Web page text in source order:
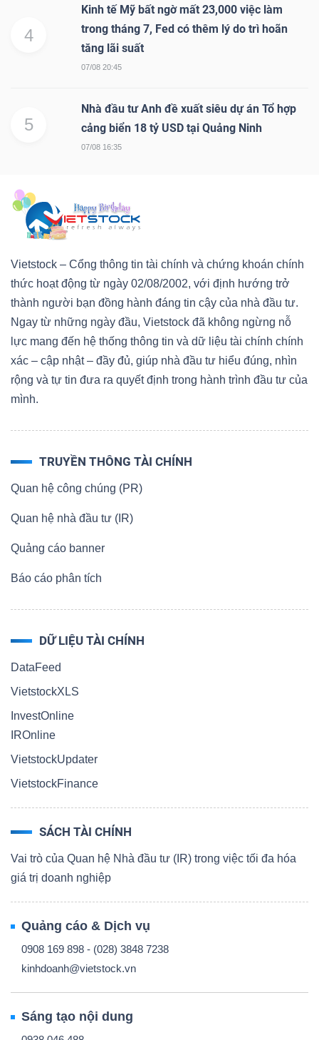
4
Kinh tế Mỹ bất ngờ mất 23,000 việc làm
trong tháng 7, Fed có thêm lý do trì hoãn
tăng lãi suất
07/08 20:45
5
Nhà đầu tư Anh đề xuất siêu dự án Tổ hợp
cảng biển 18 tỷ USD tại Quảng Ninh
07/08 16:35
Vietstock – Cổng thông tin tài chính và chứng khoán chính
thức hoạt động từ ngày 02/08/2002, với định hướng trở
thành người bạn đồng hành đáng tin cậy của nhà đầu tư.
Ngay từ những ngày đầu, Vietstock đã không ngừng nỗ
lực mang đến hệ thống thông tin và dữ liệu tài chính chính
xác – cập nhật – đầy đủ, giúp nhà đầu tư hiểu đúng, nhìn
rộng và tự tin đưa ra quyết định trong hành trình đầu tư của
mình.
TRUYỀN THÔNG TÀI CHÍNH
Quan hệ công chúng (PR)
Quan hệ nhà đầu tư (IR)
Quảng cáo banner
Báo cáo phân tích
DỮ LIỆU TÀI CHÍNH
DataFeed
VietstockXLS
InvestOnline
IROnline
VietstockUpdater
VietstockFinance
SÁCH TÀI CHÍNH
Vai trò của Quan hệ Nhà đầu tư (IR) trong việc tối đa hóa
giá trị doanh nghiệp
Quảng cáo & Dịch vụ
0908 169 898 - (028) 3848 7238
kinhdoanh@vietstock.vn
Sáng tạo nội dung